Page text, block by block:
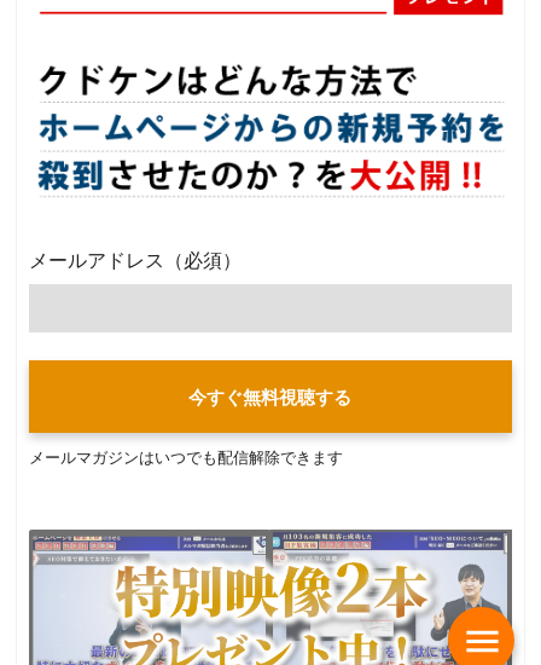
メールアドレス （必須）
今すぐ無料視聴する
メールマガジンはいつでも配信解除できます
menu